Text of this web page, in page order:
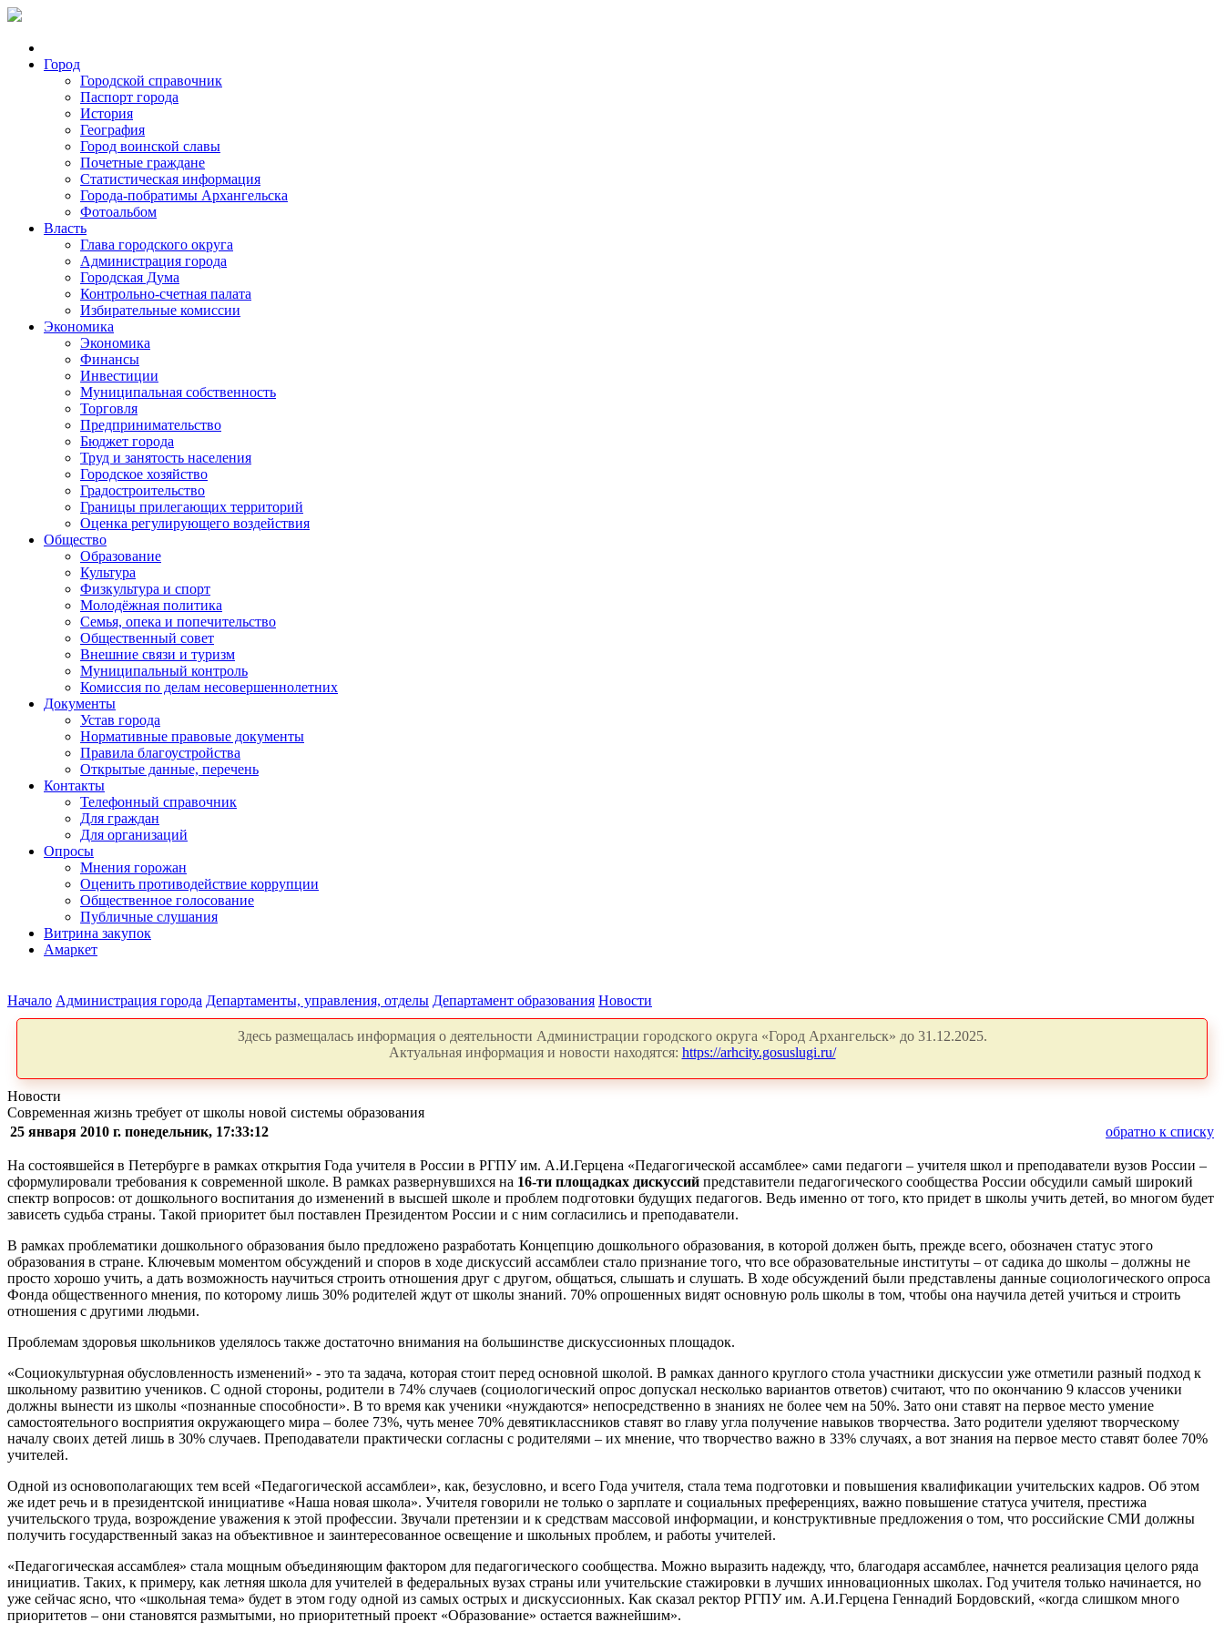
Город
Городской справочник
Паспорт города
История
География
Город воинской славы
Почетные граждане
Статистическая информация
Города-побратимы Архангельска
Фотоальбом
Власть
Глава городского округа
Администрация города
Городская Дума
Контрольно-счетная палата
Избирательные комиссии
Экономика
Экономика
Финансы
Инвестиции
Муниципальная собственность
Торговля
Предпринимательство
Бюджет города
Труд и занятость населения
Городское хозяйство
Градостроительство
Границы прилегающих территорий
Оценка регулирующего воздействия
Общество
Образование
Культура
Физкультура и спорт
Молодёжная политика
Семья, опека и попечительство
Общественный совет
Внешние связи и туризм
Муниципальный контроль
Комиссия по делам несовершеннолетних
Документы
Устав города
Нормативные правовые документы
Правила благоустройства
Открытые данные, перечень
Контакты
Телефонный справочник
Для граждан
Для организаций
Опросы
Мнения горожан
Оценить противодействие коррупции
Общественное голосование
Публичные слушания
Витрина закупок
Амаркет
Начало Администрация города Департаменты, управления, отделы Департамент образования Новости
Здесь размещалась информация о деятельности Администрации городского округа «Город Архангельск» до 31.12.2025.
Актуальная информация и новости находятся: https://arhcity.gosuslugi.ru/
Новости
Современная жизнь требует от школы новой системы образования
25 января 2010 г. понедельник, 17:33:12
обратно к списку
На состоявшейся в Петербурге в рамках открытия Года учителя в России в РГПУ им. А.И.Герцена «Педагогической ассамблее» сами педагоги – учителя школ и преподаватели вузов России –
сформулировали требования к современной школе. В рамках развернувшихся на 16-ти площадках дискуссий представители педагогического сообщества России обсудили самый широкий
спектр вопросов: от дошкольного воспитания до изменений в высшей школе и проблем подготовки будущих педагогов. Ведь именно от того, кто придет в школы учить детей, во многом будет
зависеть судьба страны. Такой приоритет был поставлен Президентом России и с ним согласились и преподаватели.
В рамках проблематики дошкольного образования было предложено разработать Концепцию дошкольного образования, в которой должен быть, прежде всего, обозначен статус этого
образования в стране. Ключевым моментом обсуждений и споров в ходе дискуссий ассамблеи стало признание того, что все образовательные институты – от садика до школы – должны не
просто хорошо учить, а дать возможность научиться строить отношения друг с другом, общаться, слышать и слушать. В ходе обсуждений были представлены данные социологического опроса
Фонда общественного мнения, по которому лишь 30% родителей ждут от школы знаний. 70% опрошенных видят основную роль школы в том, чтобы она научила детей учиться и строить
отношения с другими людьми.
Проблемам здоровья школьников уделялось также достаточно внимания на большинстве дискуссионных площадок.
«Социокультурная обусловленность изменений» - это та задача, которая стоит перед основной школой. В рамках данного круглого стола участники дискуссии уже отметили разный подход к
школьному развитию учеников. С одной стороны, родители в 74% случаев (социологический опрос допускал несколько вариантов ответов) считают, что по окончанию 9 классов ученики
должны вынести из школы «познанные способности». В то время как ученики «нуждаются» непосредственно в знаниях не более чем на 50%. Зато они ставят на первое место умение
самостоятельного восприятия окружающего мира – более 73%, чуть менее 70% девятиклассников ставят во главу угла получение навыков творчества. Зато родители уделяют творческому
началу своих детей лишь в 30% случаев. Преподаватели практически согласны с родителями – их мнение, что творчество важно в 33% случаях, а вот знания на первое место ставят более 70%
учителей.
Одной из основополагающих тем всей «Педагогической ассамблеи», как, безусловно, и всего Года учителя, стала тема подготовки и повышения квалификации учительских кадров. Об этом
же идет речь и в президентской инициативе «Наша новая школа». Учителя говорили не только о зарплате и социальных преференциях, важно повышение статуса учителя, престижа
учительского труда, возрождение уважения к этой профессии. Звучали претензии и к средствам массовой информации, и конструктивные предложения о том, что российские СМИ должны
получить государственный заказ на объективное и заинтересованное освещение и школьных проблем, и работы учителей.
«Педагогическая ассамблея» стала мощным объединяющим фактором для педагогического сообщества. Можно выразить надежду, что, благодаря ассамблее, начнется реализация целого ряда
инициатив. Таких, к примеру, как летняя школа для учителей в федеральных вузах страны или учительские стажировки в лучших инновационных школах. Год учителя только начинается, но
уже сейчас ясно, что «школьная тема» будет в этом году одной из самых острых и дискуссионных. Как сказал ректор РГПУ им. А.И.Герцена Геннадий Бордовский, «когда слишком много
приоритетов – они становятся размытыми, но приоритетный проект «Образование» остается важнейшим».